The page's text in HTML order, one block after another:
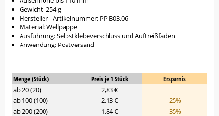
Gewicht: 254 g
Hersteller - Artikelnummer: PP B03.06
Material: Wellpappe
Ausführung: Selbstklebeverschluss und Auftreißfaden
Anwendung: Postversand
Menge (Stück) Preis je 1 Stück
Ersparnis
ab 20 (20)
2,83 €
ab 100 (100)
2,13 €
-25%
ab 200 (200)
1,84 €
-35%